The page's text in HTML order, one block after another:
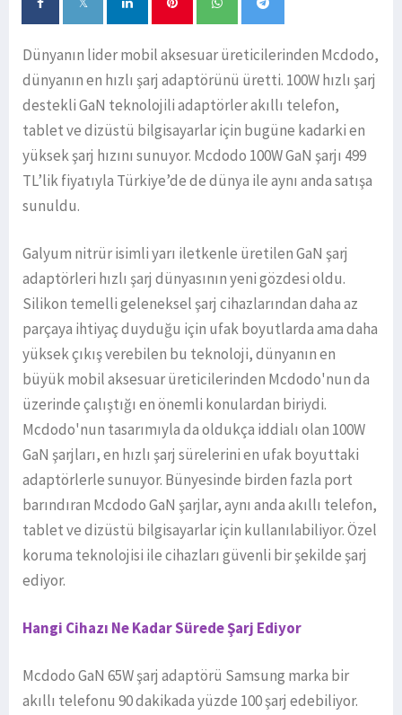
Dünyanın lider mobil aksesuar üreticilerinden Mcdodo,
dünyanın en hızlı şarj adaptörünü üretti. 100W hızlı şarj
destekli GaN teknolojili adaptörler akıllı telefon,
tablet ve dizüstü bilgisayarlar için bugüne kadarki en
yüksek şarj hızını sunuyor. Mcdodo 100W GaN şarjı 499
TL’lik fiyatıyla Türkiye’de de dünya ile aynı anda satışa
sunuldu.
Galyum nitrür isimli yarı iletkenle üretilen GaN şarj
adaptörleri hızlı şarj dünyasının yeni gözdesi oldu.
Silikon temelli geleneksel şarj cihazlarından daha az
parçaya ihtiyaç duyduğu için ufak boyutlarda ama daha
yüksek çıkış verebilen bu teknoloji, dünyanın en
büyük mobil aksesuar üreticilerinden Mcdodo'nun da
üzerinde çalıştığı en önemli konulardan biriydi.
Mcdodo'nun tasarımıyla da oldukça iddialı olan 100W
GaN şarjları, en hızlı şarj sürelerini en ufak boyuttaki
adaptörlerle sunuyor. Bünyesinde birden fazla port
barındıran Mcdodo GaN şarjlar, aynı anda akıllı telefon,
tablet ve dizüstü bilgisayarlar için kullanılabiliyor. Özel
koruma teknolojisi ile cihazları güvenli bir şekilde şarj
ediyor.
Hangi Cihazı Ne Kadar Sürede Şarj Ediyor
Mcdodo GaN 65W şarj adaptörü Samsung marka bir
akıllı telefonu 90 dakikada yüzde 100 şarj edebiliyor.